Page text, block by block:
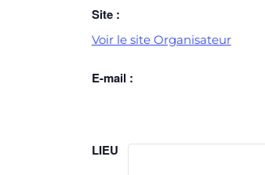
Site :
Voir le site Organisateur
E-mail :
LIEU